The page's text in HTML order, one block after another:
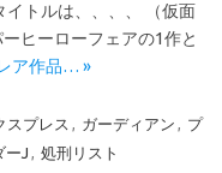
イトルは、、、、 （仮面
ヒーローフェアの1作と
ア作品… »
スプレス , ガーディアン , プ
ーJ , 処刑リスト